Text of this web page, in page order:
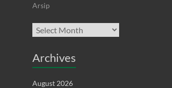
Arsip
Archives
Archives
August 2026